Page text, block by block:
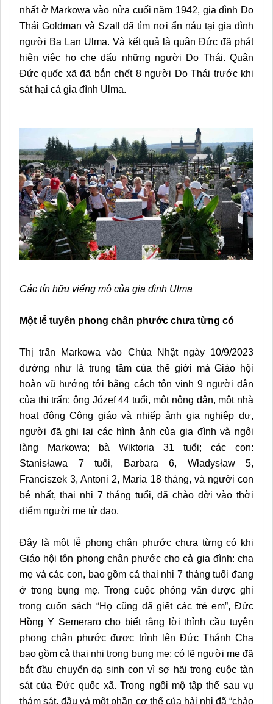
nhất ở Markowa vào nửa cuối năm 1942, gia đình Do
Thái Goldman và Szall đã tìm nơi ẩn náu tại gia đình
người Ba Lan Ulma. Và kết quả là quân Đức đã phát
hiện việc họ che dấu những người Do Thái. Quân
Đức quốc xã đã bắn chết 8 người Do Thái trước khi
sát hại cả gia đình Ulma.
Các tín hữu viếng mộ của gia đình Ulma
Một lễ tuyên phong chân phước chưa từng có
Thị trấn Markowa vào Chúa Nhật ngày 10/9/2023
dường như là trung tâm của thế giới mà Giáo hội
hoàn vũ hướng tới bằng cách tôn vinh 9 người dân
của thị trấn: ông Józef 44 tuổi, một nông dân, một nhà
hoạt động Công giáo và nhiếp ảnh gia nghiệp dư,
người đã ghi lại các hình ảnh của gia đình và ngôi
làng Markowa; bà Wiktoria 31 tuổi; các con:
Stanisława 7 tuổi, Barbara 6, Władysław 5,
Franciszek 3, Antoni 2, Maria 18 tháng, và người con
bé nhất, thai nhi 7 tháng tuổi, đã chào đời vào thời
điểm người mẹ tử đạo.
Đây là một lễ phong chân phước chưa từng có khi
Giáo hội tôn phong chân phước cho cả gia đình: cha
mẹ và các con, bao gồm cả thai nhi 7 tháng tuổi đang
ở trong bụng mẹ. Trong cuộc phỏng vấn được ghi
trong cuốn sách “Họ cũng đã giết các trẻ em”, Đức
Hồng Y Semeraro cho biết rằng lời thỉnh cầu tuyên
phong chân phước được trình lên Đức Thánh Cha
bao gồm cả thai nhi trong bụng mẹ; có lẽ người mẹ đã
bắt đầu chuyển dạ sinh con vì sợ hãi trong cuộc tàn
sát của Đức quốc xã. Trong ngôi mộ tập thể sau vụ
thảm sát, đầu và một phần cơ thể của hài nhi đã “chào